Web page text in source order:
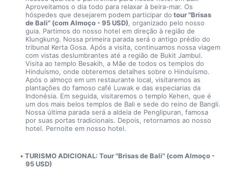
Aproveitamos o dia todo para relaxar à beira-mar. Os
hóspedes que desejarem podem participar do tour "Brisas
de Bali" (com Almoço - 95 USD), organizado pelo nosso
guia. Partimos do nosso hotel em direção à região de
Klungkung. Nossa primeira parada será o antigo prédio do
tribunal Kerta Gosa. Após a visita, continuamos nossa viagem
com vistas deslumbrantes até a região de Bukit Jambul.
Visita ao templo Besakih, a Mãe de todos os templos do
Hinduísmo, onde obteremos detalhes sobre o Hinduísmo.
Após o almoço em um restaurante local, visitaremos as
plantações do famoso café Luwak e das especiarias da
Indonésia. Em seguida, visitaremos o templo Kehen, que é
um dos mais belos templos de Bali e sede do reino de Bangli.
Nossa última parada será a aldeia de Penglipuran, famosa
por suas portas tradicionais. Depois, retornamos ao nosso
hotel. Pernoite em nosso hotel.
TURISMO ADICIONAL: Tour "Brisas de Bali" (com Almoço -
95 USD)